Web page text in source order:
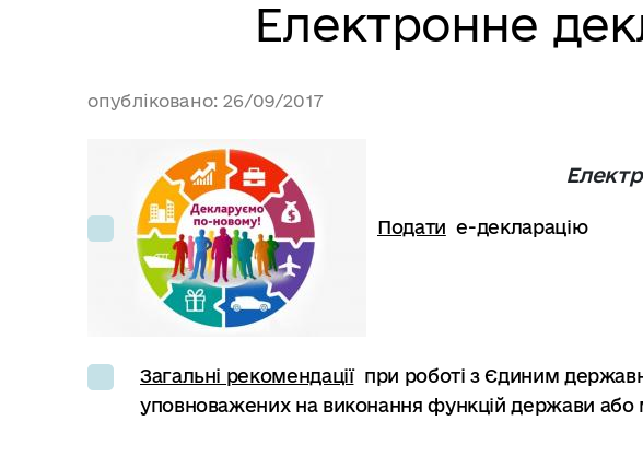
Електронне
опубліковано: 26/09/2017
Подати е-декларацію
Загальні рекомендації при роботі з Єдиним
уповноважених на виконання функцій держави або